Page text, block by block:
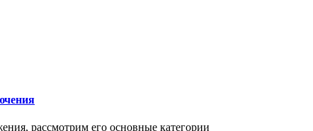
рассмотрим его основные категории